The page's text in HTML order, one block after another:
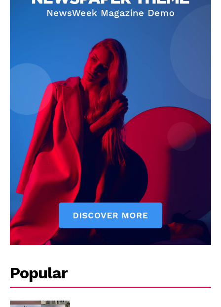
SUBSCRIBE NOW
Company
About
Contact us
Subscription Plans
My account
Quintana Roo
Chetumal
Playa del Carmen
Popular